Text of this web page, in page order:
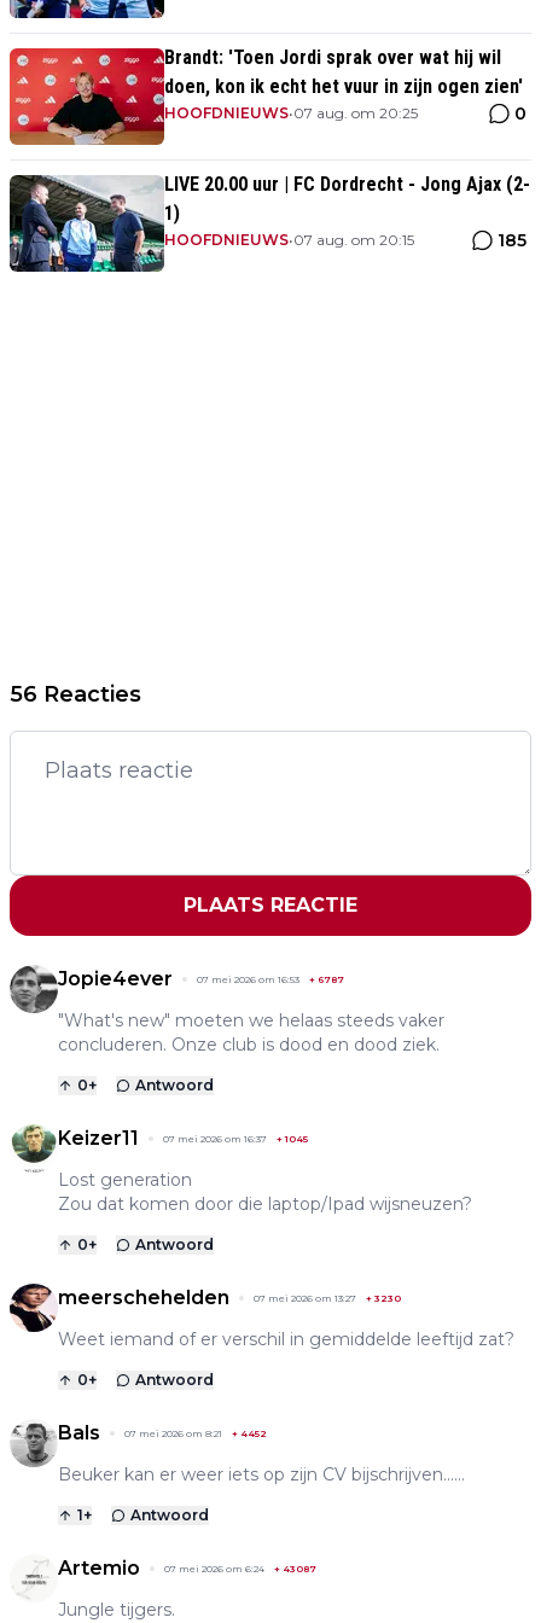
Brandt: 'Toen Jordi sprak over wat hij wil
doen, kon ik echt het vuur in zijn ogen zien'
HOOFDNIEUWS•07 aug. om 20:25 0
LIVE 20.00 uur | FC Dordrecht - Jong Ajax (2-
1)
HOOFDNIEUWS•07 aug. om 20:15 185
56 Reacties
PLAATS REACTIE
Jopie4ever 07 mei 2026 om 16:53 + 6787
"What's new" moeten we helaas steeds vaker
concluderen. Onze club is dood en dood ziek.
0+ Antwoord
Keizer11 07 mei 2026 om 16:37 +1045
Lost generation
Zou dat komen door die laptop/Ipad wijsneuzen?
0+ Antwoord
meerschehelden 07 mei 2026 om 13:27 + 3230
Weet iemand of er verschil in gemiddelde leeftijd zat?
0+ Antwoord
Bals 07 mei 2026 om 8:21 + 4452
Beuker kan er weer iets op zijn CV bijschrijven......
1+ Antwoord
Artemio 07 mei 2026 om 6:24 + 43087
Jungle tijgers.